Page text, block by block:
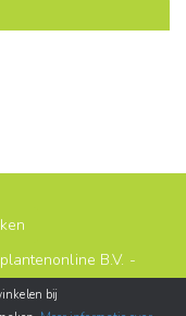
B.V. -
-
bij